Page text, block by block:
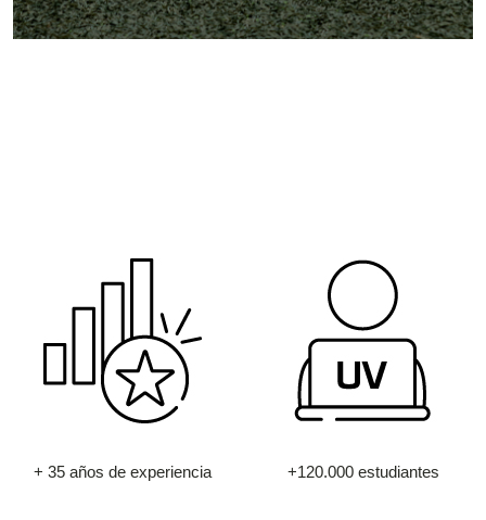
+ 35 años de experiencia +120.000 estudiantes